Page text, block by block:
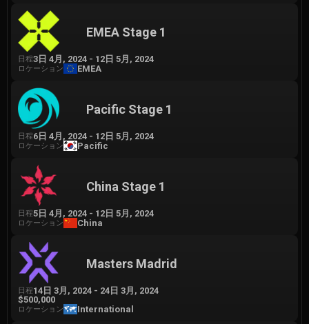
EMEA Stage 1
日程3日 4月, 2024 - 12日 5月, 2024
ロケーション EMEA
Pacific Stage 1
日程6日 4月, 2024 - 12日 5月, 2024
ロケーション Pacific
China Stage 1
日程5日 4月, 2024 - 12日 5月, 2024
ロケーション China
Masters Madrid
日程14日 3月, 2024 - 24日 3月, 2024
$500,000
ロケーション International